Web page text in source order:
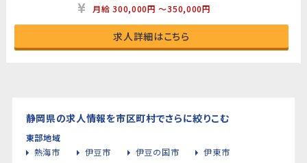
月給 300,000円 ～350,000円
求人詳細はこちら
静岡県の求人情報を市区町村でさらに絞りこむ
東部地域
熱海市
伊豆市 伊豆の国市
伊東市